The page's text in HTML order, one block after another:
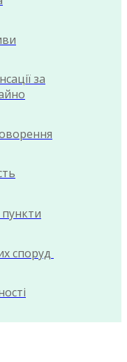
за
пункти
споруд